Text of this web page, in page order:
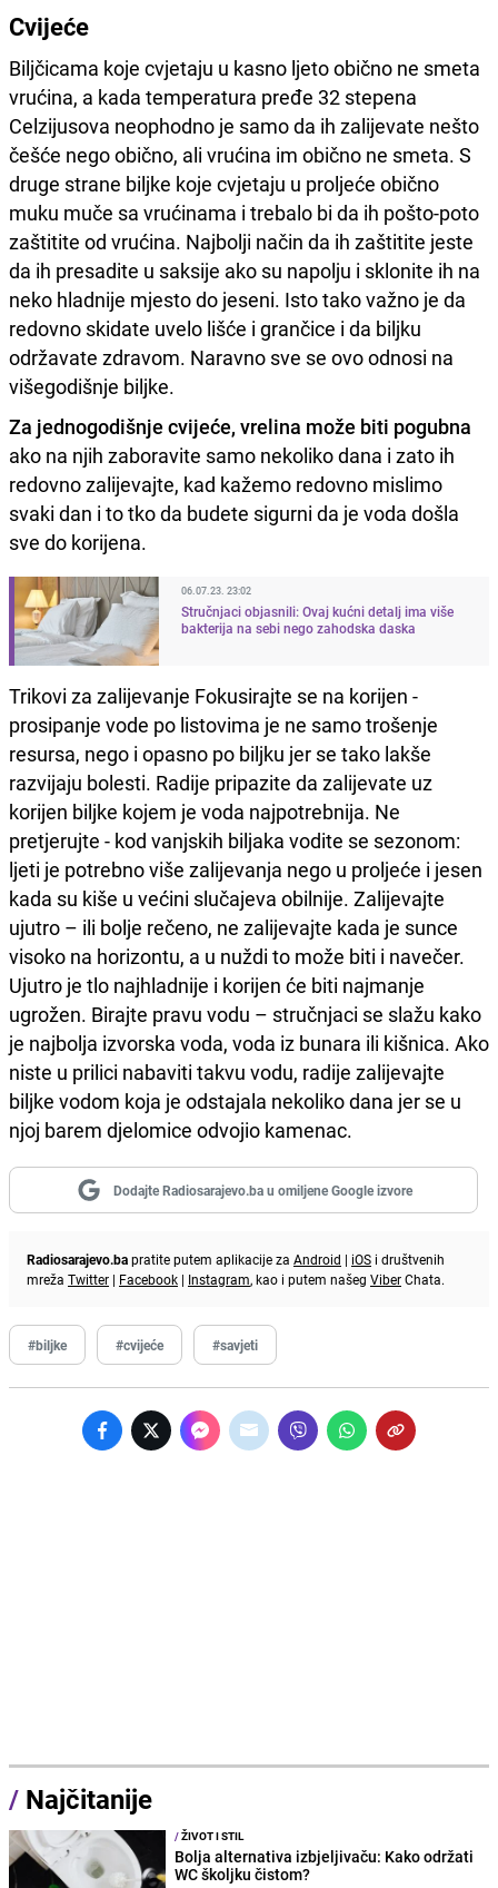
Cvijeće
Biljčicama koje cvjetaju u kasno ljeto obično ne smeta
vrućina, a kada temperatura pređe 32 stepena
Celzijusova neophodno je samo da ih zalijevate nešto
češće nego obično, ali vrućina im obično ne smeta. S
druge strane biljke koje cvjetaju u proljeće obično
muku muče sa vrućinama i trebalo bi da ih pošto-poto
zaštitite od vrućina. Najbolji način da ih zaštitite jeste
da ih presadite u saksije ako su napolju i sklonite ih na
neko hladnije mjesto do jeseni. Isto tako važno je da
redovno skidate uvelo lišće i grančice i da biljku
održavate zdravom. Naravno sve se ovo odnosi na
višegodišnje biljke.
Za jednogodišnje cvijeće, vrelina može biti pogubna
ako na njih zaboravite samo nekoliko dana i zato ih
redovno zalijevajte, kad kažemo redovno mislimo
svaki dan i to tko da budete sigurni da je voda došla
sve do korijena.
06.07.23. 23:02
Stručnjaci objasnili: Ovaj kućni detalj ima više
bakterija na sebi nego zahodska daska
Trikovi za zalijevanje Fokusirajte se na korijen -
prosipanje vode po listovima je ne samo trošenje
resursa, nego i opasno po biljku jer se tako lakše
razvijaju bolesti. Radije pripazite da zalijevate uz
korijen biljke kojem je voda najpotrebnija. Ne
pretjerujte - kod vanjskih biljaka vodite se sezonom:
ljeti je potrebno više zalijevanja nego u proljeće i jesen
kada su kiše u većini slučajeva obilnije. Zalijevajte
ujutro – ili bolje rečeno, ne zalijevajte kada je sunce
visoko na horizontu, a u nuždi to može biti i navečer.
Ujutro je tlo najhladnije i korijen će biti najmanje
ugrožen. Birajte pravu vodu – stručnjaci se slažu kako
je najbolja izvorska voda, voda iz bunara ili kišnica. Ako
niste u prilici nabaviti takvu vodu, radije zalijevajte
biljke vodom koja je odstajala nekoliko dana jer se u
njoj barem djelomice odvojio kamenac.
Dodajte Radiosarajevo.ba u omiljene Google izvore
Radiosarajevo.bapratite putem aplikacije za Android | iOS i društvenih
mreža Twitter | Facebook | Instagram, kao i putem našeg ViberChata.
#biljke #cvijeće #savjeti
/ Najčitanije
/ŽIVOT I STIL
Bolja alternativa izbjeljivaču: Kako održati
WC školjku čistom?